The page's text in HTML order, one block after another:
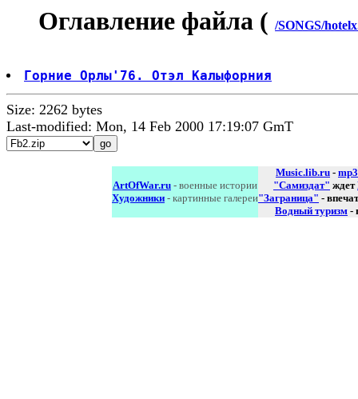
Оглавление файла ( /SONGS/
Горние Орлы'76. Отэл Калыфорния
Size: 2262 bytes
Last-modified: Mon, 14 Feb 2000 17:19:07 GmT
ArtOfWar.ru - военные истории
Художники - картинные галереи
Music.lib.ru - mp3
"Самиздат" ждет
"Заграница" -
Водный туризм -